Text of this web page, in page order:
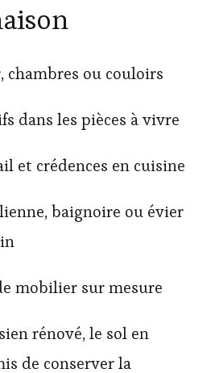
chambres ou couloirs
dans les pièces à vivre
et crédences en cuisine
baignoire ou évier
mobilier sur mesure
rénové, le sol en
de conserver la